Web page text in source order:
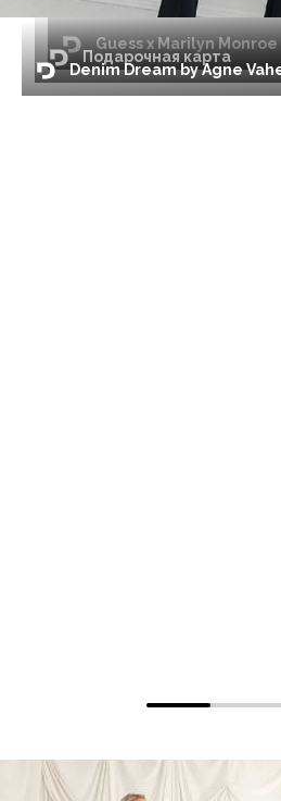
Denim Dream by Agne
Подарочная карта
Guess x Marilyn Monroe